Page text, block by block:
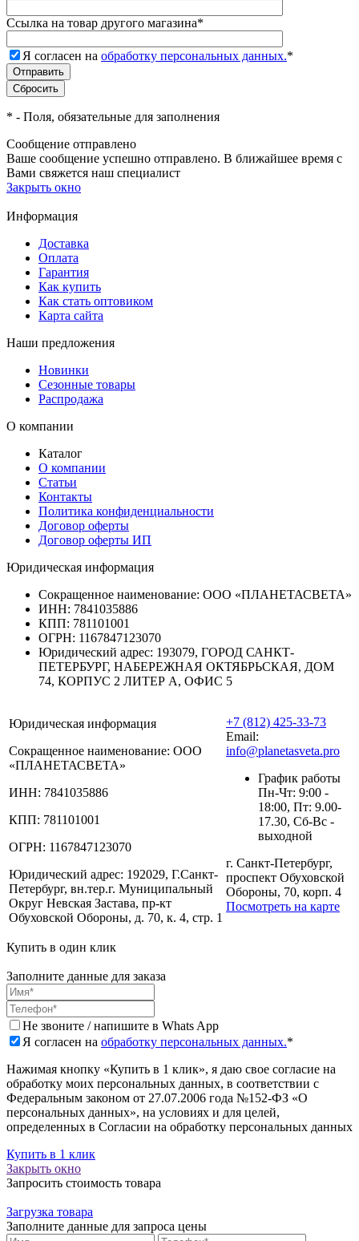
Ссылка на товар другого магазина*
Я согласен на обработку персональных данных.*
* - Поля, обязательные для заполнения
Сообщение отправлено
Ваше сообщение успешно отправлено. В ближайшее время с
Вами свяжется наш специалист
Закрыть окно
Информация
Доставка
Оплата
Гарантия
Как купить
Как стать оптовиком
Карта сайта
Наши предложения
Новинки
Сезонные товары
Распродажа
О компании
Каталог
О компании
Статьи
Контакты
Политика конфиденциальности
Договор оферты
Договор оферты ИП
Юридическая информация
Сокращенное наименование: ООО «ПЛАНЕТАСВЕТА»
ИНН: 7841035886
КПП: 781101001
ОГРН: 1167847123070
Юридический адрес: 193079, ГОРОД САНКТ-
ПЕТЕРБУРГ, НАБЕРЕЖНАЯ ОКТЯБРЬСКАЯ, ДОМ
74, КОРПУС 2 ЛИТЕР А, ОФИС 5
Юридическая информация
Сокращенное наименование: ООО
«ПЛАНЕТАСВЕТА»
ИНН: 7841035886
КПП: 781101001
ОГРН: 1167847123070
Юридический адрес: 192029, Г.Санкт-
Петербург, вн.тер.г. Муниципальный
Округ Невская Застава, пр-кт
Обуховской Обороны, д. 70, к. 4, стр. 1
+7 (812) 425-33-73
Email:
info@planetasveta.pro
График работы
Пн-Чт: 9:00 -
18:00, Пт: 9.00-
17.30, Сб-Вс -
выходной
г. Санкт-Петербург,
проспект Обуховской
Обороны, 70, корп. 4
Посмотреть на карте
Купить в один клик
Заполните данные для заказа
Не звоните / напишите в Whats App
Я согласен на обработку персональных данных.*
Нажимая кнопку «Купить в 1 клик», я даю свое согласие на
обработку моих персональных данных, в соответствии с
Федеральным законом от 27.07.2006 года №152-ФЗ «О
персональных данных», на условиях и для целей,
определенных в Согласии на обработку персональных данных
Купить в 1 клик
Закрыть окно
Запросить стоимость товара
Загрузка товара
Заполните данные для запроса цены